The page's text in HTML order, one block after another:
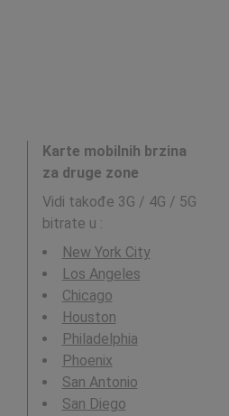
Karte mobilnih brzina
za druge zone
Vidi takođe 3G / 4G / 5G
bitrate u :
New York City
Los Angeles
Chicago
Houston
Philadelphia
Phoenix
San Antonio
San Diego